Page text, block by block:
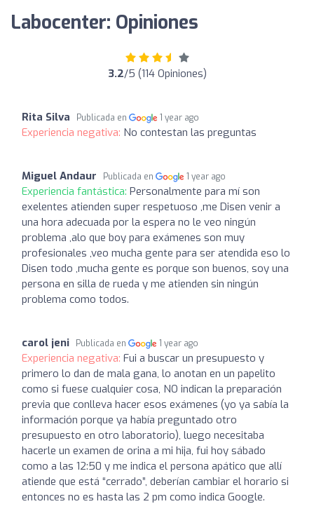
Labocenter: Opiniones
3.2/5 (114 Opiniones)
Rita Silva Publicada en 1 year ago
Experiencia negativa: No contestan las preguntas
Miguel Andaur Publicada en 1 year ago
Experiencia fantástica: Personalmente para mí son
exelentes atienden super respetuoso ,me Disen venir a
una hora adecuada por la espera no le veo ningún
problema ,alo que boy para exámenes son muy
profesionales ,veo mucha gente para ser atendida eso lo
Disen todo ,mucha gente es porque son buenos, soy una
persona en silla de rueda y me atienden sin ningún
problema como todos.
carol jeni Publicada en 1 year ago
Experiencia negativa: Fui a buscar un presupuesto y
primero lo dan de mala gana, lo anotan en un papelito
como si fuese cualquier cosa, NO indican la preparación
previa que conlleva hacer esos exámenes (yo ya sabía la
información porque ya había preguntado otro
presupuesto en otro laboratorio), luego necesitaba
hacerle un examen de orina a mi hija, fui hoy sábado
como a las 12:50 y me indica el persona apático que allí
atiende que está “cerrado”, deberían cambiar el horario si
entonces no es hasta las 2 pm como indica Google.